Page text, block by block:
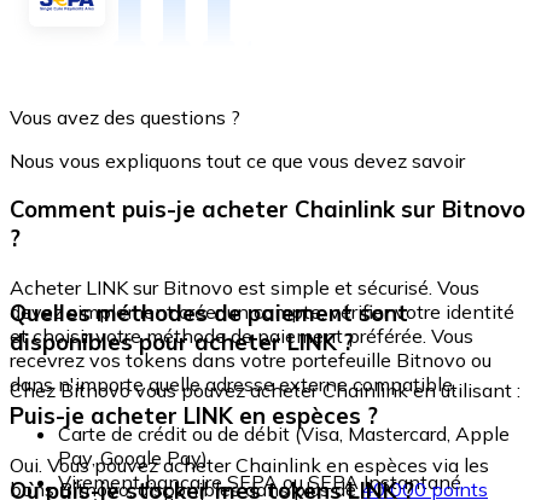
Vous avez des questions ?
Nous vous expliquons tout ce que vous devez savoir
Comment puis-je acheter Chainlink sur Bitnovo
?
Acheter LINK sur Bitnovo est simple et sécurisé. Vous
devez simplement créer un compte, vérifier votre identité
et choisir votre méthode de paiement préférée. Vous
recevrez vos tokens dans votre portefeuille Bitnovo ou
dans n'importe quelle adresse externe compatible.
Quelles méthodes de paiement sont
disponibles pour acheter LINK ?
Chez Bitnovo vous pouvez acheter Chainlink en utilisant :
Carte de crédit ou de débit (Visa, Mastercard, Apple
Pay, Google Pay)
Virement bancaire SEPA ou SEPA Instantané
Puis-je acheter LINK en espèces ?
Oui. Vous pouvez acheter Chainlink en espèces via les
bons Bitnovo, disponibles dans plus de40 000 points
Où puis-je stocker mes tokens LINK ?